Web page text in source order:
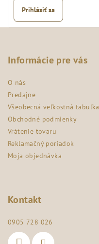
Prihlásiť sa
Informácie pre vás
O nás
Predajne
Všeobecná veľkostná tabuľka
Obchodné podmienky
Vrátenie tovaru
Reklamačný poriadok
Moja objednávka
Kontakt
0905 728 026